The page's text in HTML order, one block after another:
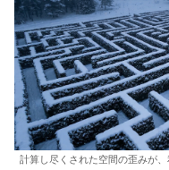
計算し尽くされた空間の歪みが